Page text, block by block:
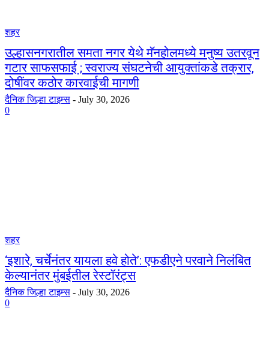
शहर
उल्हासनगरातील समता नगर येथे मॅनहोलमध्ये मनुष्य उतरवून
गटार साफसफाई ; स्वराज्य संघटनेची आयुक्तांकडे तक्रार,
दोषींवर कठोर कारवाईची मागणी
दैनिक जिल्हा टाइम्स - July 30, 2026
0
शहर
‘इशारे, चर्चेनंतर यायला हवे होते’: एफडीएने परवाने निलंबित
केल्यानंतर मुंबईतील रेस्टॉरंट्स
दैनिक जिल्हा टाइम्स - July 30, 2026
0